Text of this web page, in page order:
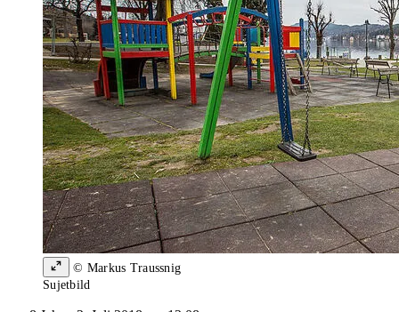
© Markus Traussnig
Sujetbild